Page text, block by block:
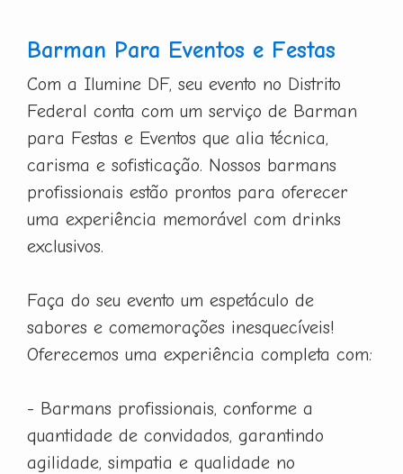
Barman Para Eventos e Festas
Com a Ilumine DF, seu evento no Distrito
Federal conta com um serviço de Barman
para Festas e Eventos que alia técnica,
carisma e sofisticação. Nossos barmans
profissionais estão prontos para oferecer
uma experiência memorável com drinks
exclusivos.
Faça do seu evento um espetáculo de
sabores e comemorações inesquecíveis!
Oferecemos uma experiência completa com:
- Barmans profissionais, conforme a
quantidade de convidados, garantindo
agilidade, simpatia e qualidade no